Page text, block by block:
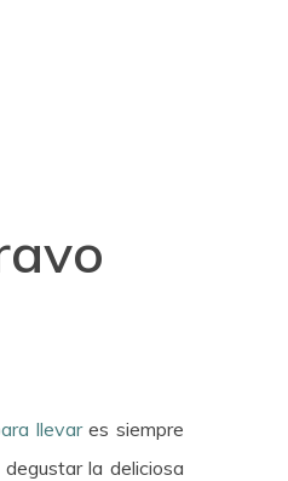
llevares siempre
la deliciosa